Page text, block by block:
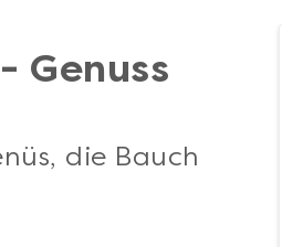
Genuss
die Bauch